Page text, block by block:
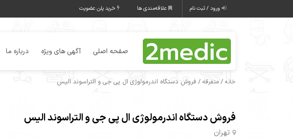
ورود / ثبت نام علاقه‌مندی ها خرید پلن عضویت
صفحه اصلی آگهی های ویژه درباره ما
خانه / متفرقه / فروش دستگاه اندرمولوژی ال پی جی و التراسوند الیس
فروش دستگاه اندرمولوژی ال پی جی و التراسوند الیس
تهران